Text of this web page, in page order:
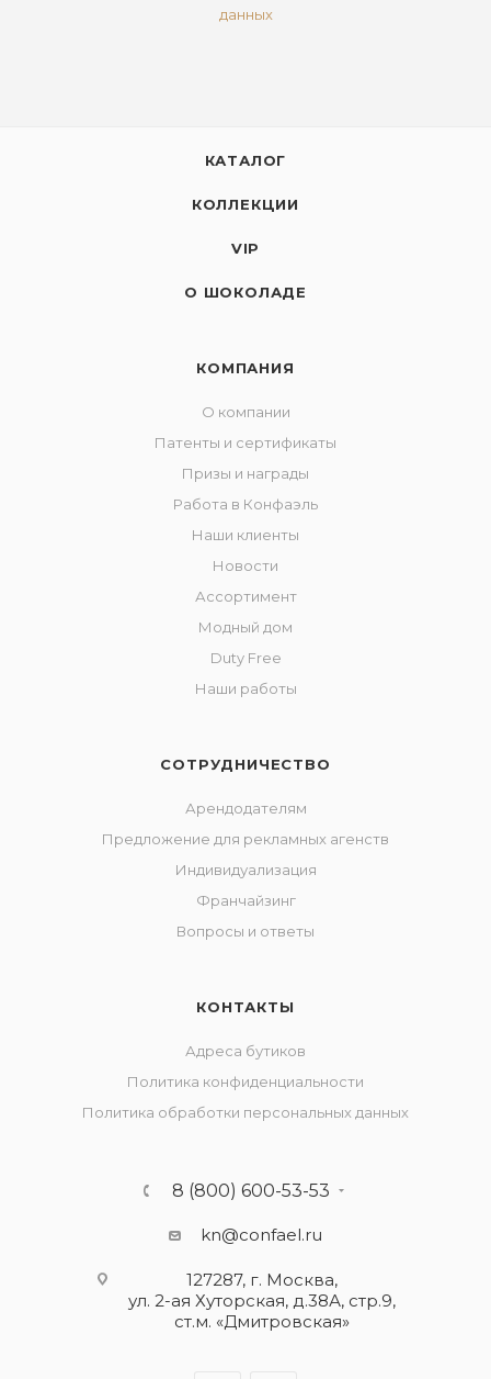
данных
КАТАЛОГ
КОЛЛЕКЦИИ
VIP
О ШОКОЛАДЕ
КОМПАНИЯ
О компании
Патенты и сертификаты
Призы и награды
Работа в Конфаэль
Наши клиенты
Новости
Ассортимент
Модный дом
Duty Free
Наши работы
СОТРУДНИЧЕСТВО
Арендодателям
Предложение для рекламных агенств
Индивидуализация
Франчайзинг
Вопросы и ответы
КОНТАКТЫ
Адреса бутиков
Политика конфиденциальности
Политика обработки персональных данных
8 (800) 600-53-53
kn@confael.ru
127287, г. Москва,
ул. 2-ая Хуторская, д.38А, стр.9,
ст.м. «Дмитровская»